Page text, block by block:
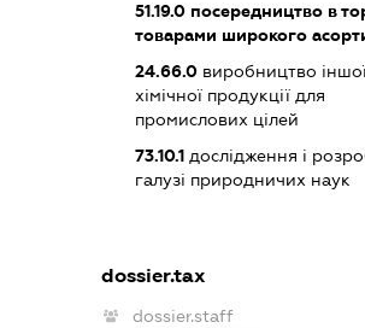
51.19.0 посередництво в
товарами широкого
24.66.0 виробництво
хімічної продукції для
промислових цілей
73.10.1 дослідження і
галузі природничих наук
dossier.tax
dossier.staff